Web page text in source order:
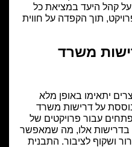
על קהל היעד במציאת כל
תוך הקפדה על חווית
משרד
יתאימו באופן מלא
על דרישות משרד
עבור פרויקטים של
בדרישות אלו, מה שמאפשר
ושקוף לציבור. התבנית